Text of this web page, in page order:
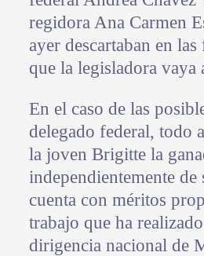
regidora Ana Carmen
ayer descartaban en
que la legisladora vaya
En el caso de las
delegado federal, todo
la joven Brigitte la
independientemente de
cuenta con méritos
trabajo que ha
dirigencia nacional de